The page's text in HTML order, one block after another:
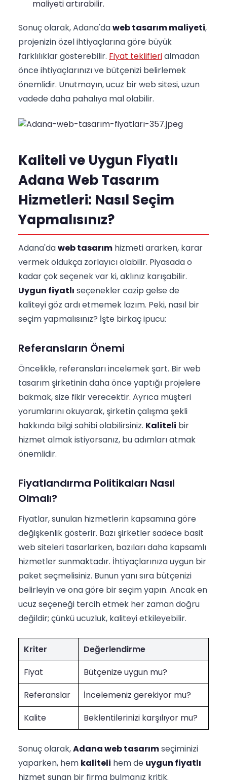
maliyeti artırabilir.
Sonuç olarak, Adana'daweb tasarım maliyeti,
projenizin özel ihtiyaçlarına göre büyük
farklılıklar gösterebilir. Fiyat tekliflerialmadan
önce ihtiyaçlarınızı ve bütçenizi belirlemek
önemlidir. Unutmayın, ucuz bir web sitesi, uzun
vadede daha pahalıya mal olabilir.
Kaliteli ve Uygun Fiyatlı
Adana Web Tasarım
Hizmetleri: Nasıl Seçim
Yapmalısınız?
Adana'daweb tasarım hizmeti ararken, karar
vermek oldukça zorlayıcı olabilir. Piyasada o
kadar çok seçenek var ki, aklınız karışabilir.
Uygun fiyatlı seçenekler cazip gelse de
kaliteyi göz ardı etmemek lazım. Peki, nasıl bir
seçim yapmalısınız? İşte birkaç ipucu:
Referansların Önemi
Öncelikle, referansları incelemek şart. Bir web
tasarım şirketinin daha önce yaptığı projelere
bakmak, size fikir verecektir. Ayrıca müşteri
yorumlarını okuyarak, şirketin çalışma şekli
hakkında bilgi sahibi olabilirsiniz. Kaliteli bir
hizmet almak istiyorsanız, bu adımları atmak
önemlidir.
Fiyatlandırma Politikaları Nasıl
Olmalı?
Fiyatlar, sunulan hizmetlerin kapsamına göre
değişkenlik gösterir. Bazı şirketler sadece basit
web siteleri tasarlarken, bazıları daha kapsamlı
hizmetler sunmaktadır. İhtiyaçlarınıza uygun bir
paket seçmelisiniz. Bunun yanı sıra bütçenizi
belirleyin ve ona göre bir seçim yapın. Ancak en
ucuz seçeneği tercih etmek her zaman doğru
değildir; çünkü ucuzluk, kaliteyi etkileyebilir.
Kriter
Değerlendirme
Fiyat
Bütçenize uygun mu?
Referanslar
İncelemeniz gerekiyor mu?
Kalite
Beklentilerinizi karşılıyor mu?
Sonuç olarak,Adana web tasarımseçiminizi
yaparken, hem kaliteli hem de uygun fiyatlı
hizmet sunan bir firma bulmanız kritik.